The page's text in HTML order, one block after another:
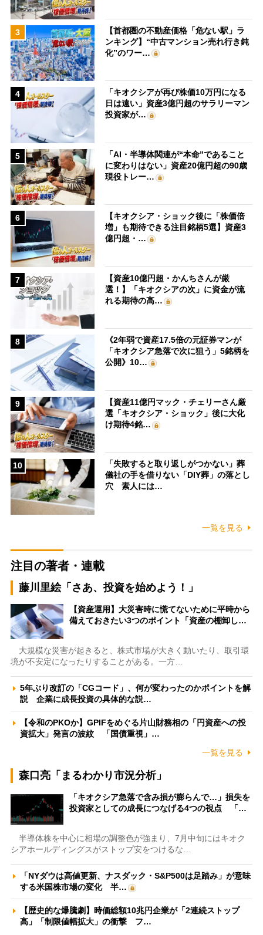
3
【首都圏の不動産価格「危ない駅」ラ
ンキング】“中古マンション売れ行き鈍
化”のワー…
4
「キオクシアが再び株価10万円になる
日は遠い」資産3億円超のサラリーマン
投資家が…
5
「AI・半導体関連が“本命”であること
に変わりはない」資産20億円超の90歳
現役トレー…
6
【キオクシア・ショック後に「株価倍
増」も期待できる注目銘柄5選】資産3
億円超・…
7
【資産10億円超・かんちさんが厳
選！】「キオクシアの次」に資金が流
れる期待の高…
8
《2年弱で資産17.5倍の元証券マンが
「キオクシア急落で次に狙う」5銘柄を
公開》10…
9
【資産11億円マック・チェリーさん厳
選「キオクシア・ショック」後に大化
け期待4銘…
10
「失敗すると取り返しがつかない」葬
儀社の手を借りない「DIY葬」の落とし
穴 素人には…
一覧を見る
注目の著者・連載
藤川里絵「さあ、投資を始めよう！」
【資産運用】大災害時に慌てないために平時から
備えておきたい3つのポイント「資産の棚卸し…
大規模な災害が起きると、株式市場が大きく動いたり、取引環
境が不安定になったりすることがある。一方…
5年ぶり改訂の「CGコード」、何が変わったのかポイントを解
説 企業に成長投資の具体的な説…
【令和のPKOか】GPIFをめぐる片山財務相の「円資産への投
資拡大」発言の波紋 「国債重視」…
一覧を見る
森口亮「まるわかり市況分析」
「キオクシア急落で含み損が膨らんで…」損失を
投資家としての成長につなげる4つの視点 「…
半導体株を中心に相場の調整色が強まり、7月中旬にはキオク
シアホールディングスがストップ安をつけるな…
「NYダウは高値更新、ナスダック・S&P500は足踏み」が意味
する米国株市場の変化 半…
【歴史的な爆騰劇】時価総額10兆円企業が「2連続ストップ
高」「制限値幅拡大」の衝撃 フ…